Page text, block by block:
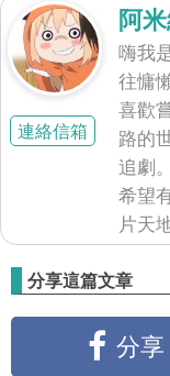
連絡信箱
阿
嗨我
往慵
喜歡
路的
追劇
希望
片天地
分享這篇文章
分享